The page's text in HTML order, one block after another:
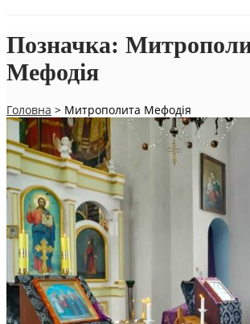
Позначка:
Мефодія
Головна > Митрополита Мефодія